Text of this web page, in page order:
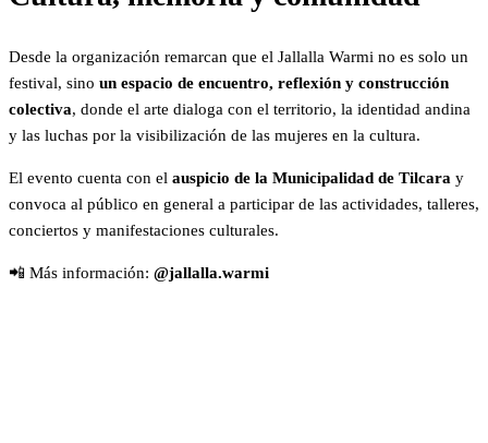
Desde la organización remarcan que el Jallalla Warmi no es solo un
festival, sino un espacio de encuentro, reflexión y construcción
colectiva, donde el arte dialoga con el territorio, la identidad andina
y las luchas por la visibilización de las mujeres en la cultura.
El evento cuenta con el auspicio de la Municipalidad de Tilcara y
convoca al público en general a participar de las actividades, talleres,
conciertos y manifestaciones culturales.
📲 Más información: @jallalla.warmi